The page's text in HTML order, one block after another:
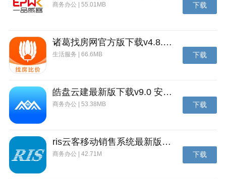
商务办公 | 55.01MB 下载
诸葛找房网官方版下载v4.8.1.1 安卓最新版
生活服务 | 66.6MB 下载
皓盘云建最新版下载v9.0 安卓版
商务办公 | 53.38MB 下载
ris云客移动销售系统最新版下载v1.1.25 安卓手机版
商务办公 | 42.71M 下载